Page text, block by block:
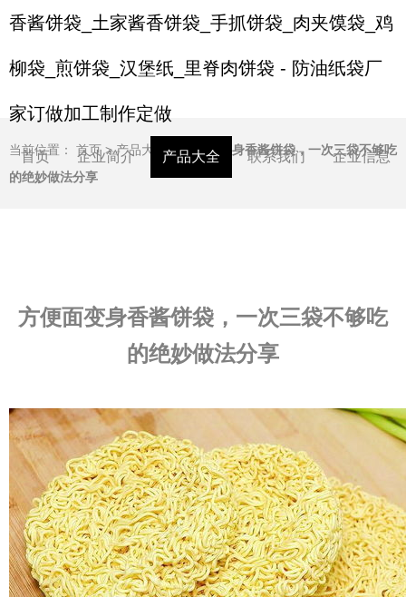
香酱饼袋_土家酱香饼袋_手抓饼袋_肉夹馍袋_鸡
柳袋_煎饼袋_汉堡纸_里脊肉饼袋 - 防油纸袋厂
家订做加工制作定做
首页 企业简介 产品大全 联系我们 企业信息
当前位置： 首页 > 产品大全 > 方便面变身香酱饼袋，一次三袋不够吃
的绝妙做法分享
方便面变身香酱饼袋，一次三袋不够吃
的绝妙做法分享